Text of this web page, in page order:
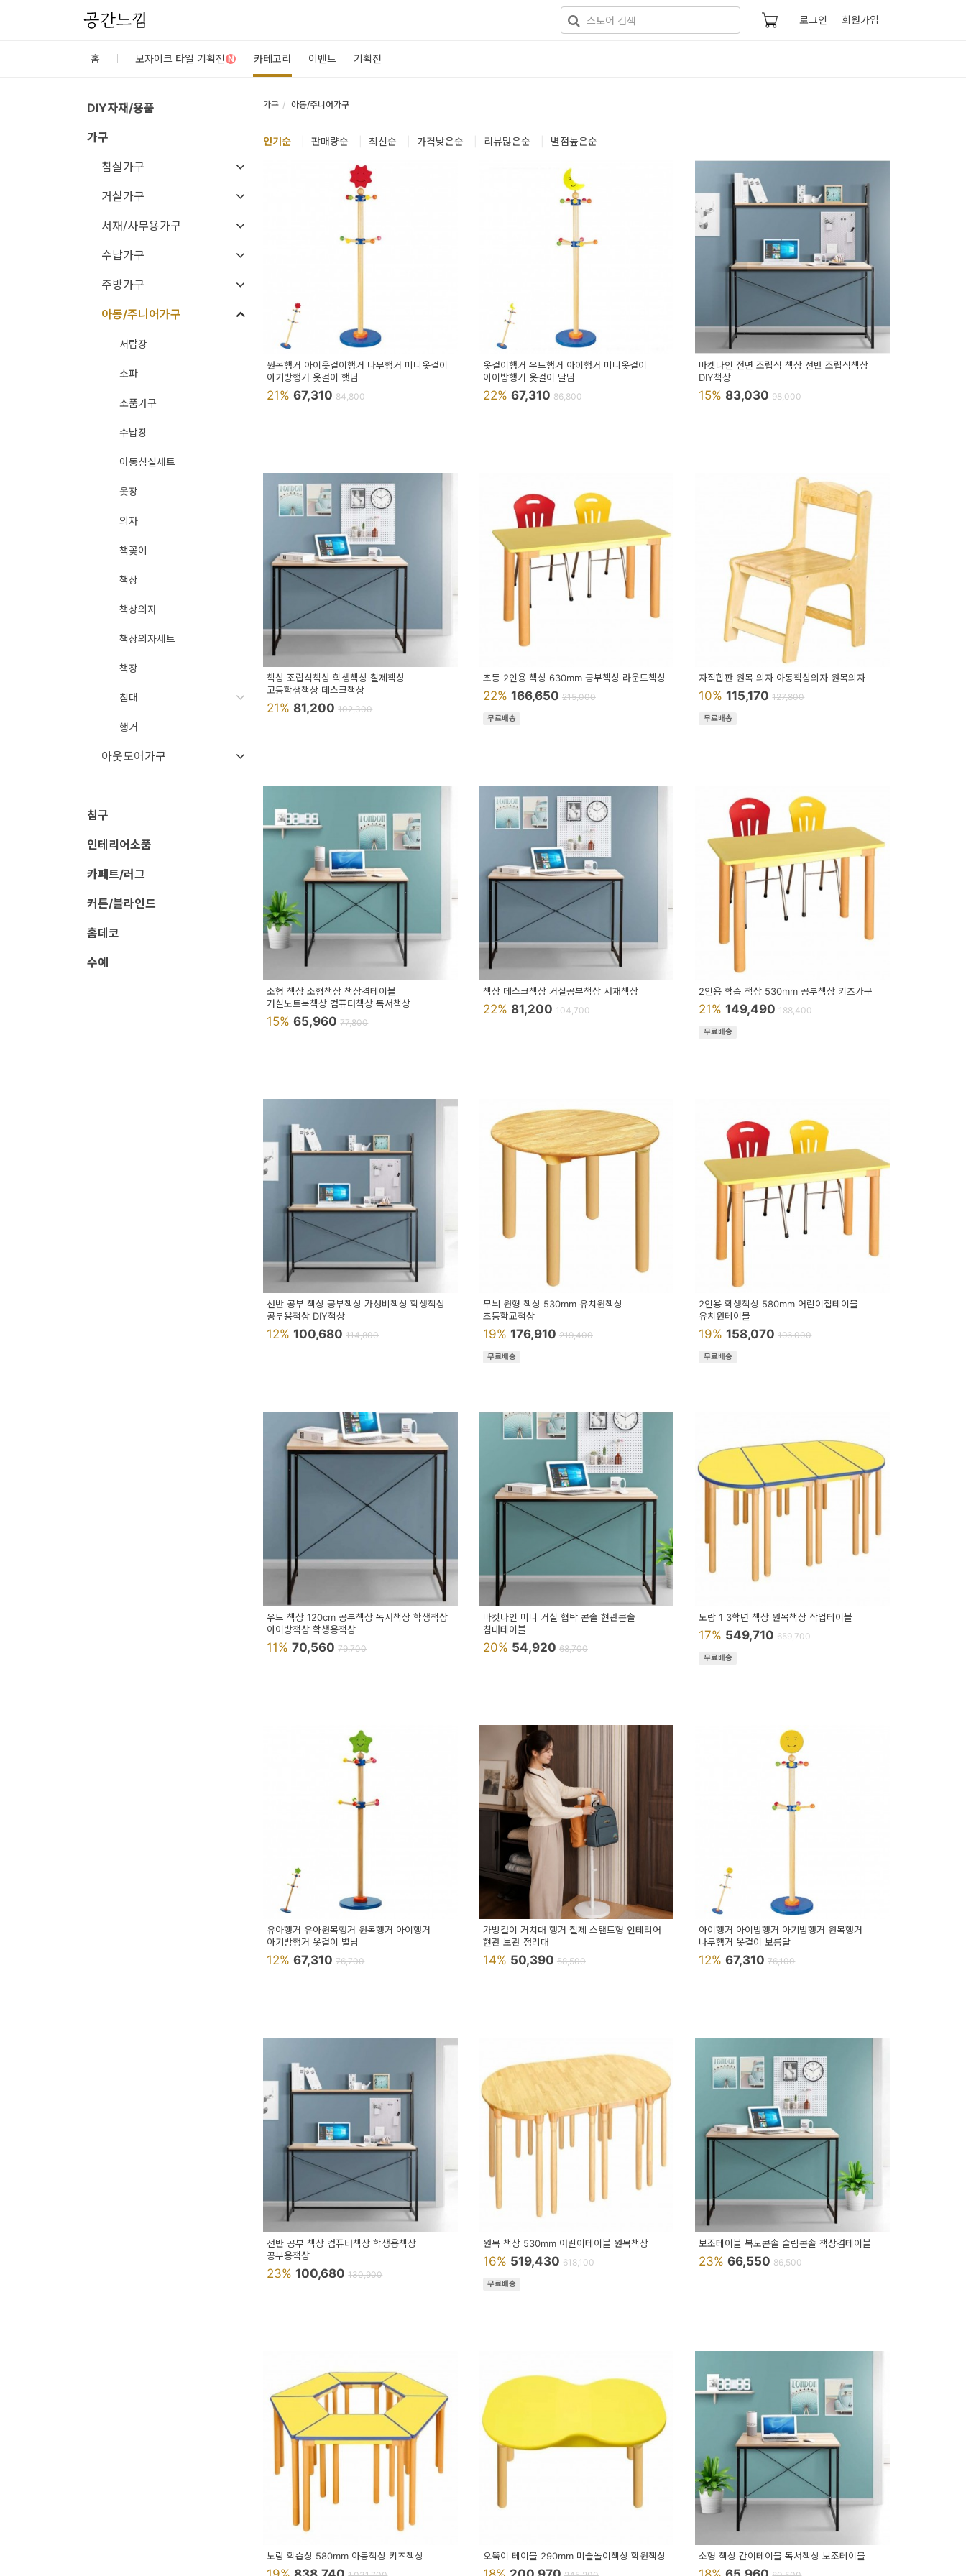
로그인 회원가입
홈 모자이크 타일 기획전 N 카테고리 이벤트 기획전
DIY자재/용품
가구
침실가구
거실가구
서재/사무용가구
수납가구
주방가구
아동/주니어가구
서랍장
소파
소품가구
수납장
아동침실세트
옷장
의자
책꽂이
책상
책상의자
책상의자세트
책장
침대
행거
아웃도어가구
침구
인테리어소품
카페트/러그
커튼/블라인드
홈데코
수예
가구 아동/주니어가구
인기순 판매량순 최신순 가격낮은순 리뷰많은순 별점높은순
원목행거 아이옷걸이행거 나무행거 미니옷걸이
아기방행거 옷걸이 햇님
21%67,31084,800
옷걸이행거 우드행거 아이행거 미니옷걸이
아이방행거 옷걸이 달님
22% 67,310 86,800
마켓다인 전면 조립식 책상 선반 조립식책상
DIY책상
15%83,03098,000
책상 조립식책상 학생책상 철제책상
고등학생책상 데스크책상
21%81,200102,300
초등 2인용 책상 630mm 공부책상 라운드책상
22% 166,650 215,000
무료배송
자작합판 원목 의자 아동책상의자 원목의자
10%115,170127,800
무료배송
소형 책상 소형책상 책상겸테이블
거실노트북책상 컴퓨터책상 독서책상
15%65,96077,800
책상 데스크책상 거실공부책상 서재책상
22% 81,200 104,700
2인용 학습 책상 530mm 공부책상 키즈가구
21%149,490188,400
무료배송
선반 공부 책상 공부책상 가성비책상 학생책상
공부용책상 DIY책상
12%100,680114,800
무늬 원형 책상 530mm 유치원책상
초등학교책상
19% 176,910 219,400
무료배송
2인용 학생책상 580mm 어린이집테이블
유치원테이블
19%158,070196,000
무료배송
우드 책상 120cm 공부책상 독서책상 학생책상
아이방책상 학생용책상
11%70,56079,700
마켓다인 미니 거실 협탁 콘솔 현관콘솔
침대테이블
20% 54,920 68,700
노랑 1 3학년 책상 원목책상 작업테이블
17% 549,710659,700
무료배송
유아행거 유아원목행거 원목행거 아이행거
아기방행거 옷걸이 별님
12%67,31076,700
가방걸이 거치대 행거 철제 스탠드형 인테리어
현관 보관 정리대
14% 50,390 58,500
아이행거 아이방행거 아기방행거 원목행거
나무행거 옷걸이 보름달
12%67,31076,100
선반 공부 책상 컴퓨터책상 학생용책상
공부용책상
23%100,680130,900
원목 책상 530mm 어린이테이블 원목책상
16% 519,430 618,100
무료배송
보조테이블 복도콘솔 슬림콘솔 책상겸테이블
23%66,55086,500
노랑 학습상 580mm 아동책상 키즈책상 오뚝이 테이블 290mm 미술놀이책상 학원책상 소형 책상 간이테이블 독서책상 보조테이블